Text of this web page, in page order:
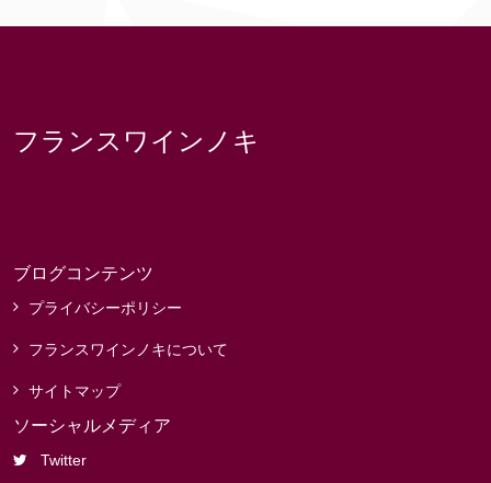
フランスワインノキ
ブログコンテンツ
プライバシーポリシー
フランスワインノキについて
サイトマップ
ソーシャルメディア
Twitter